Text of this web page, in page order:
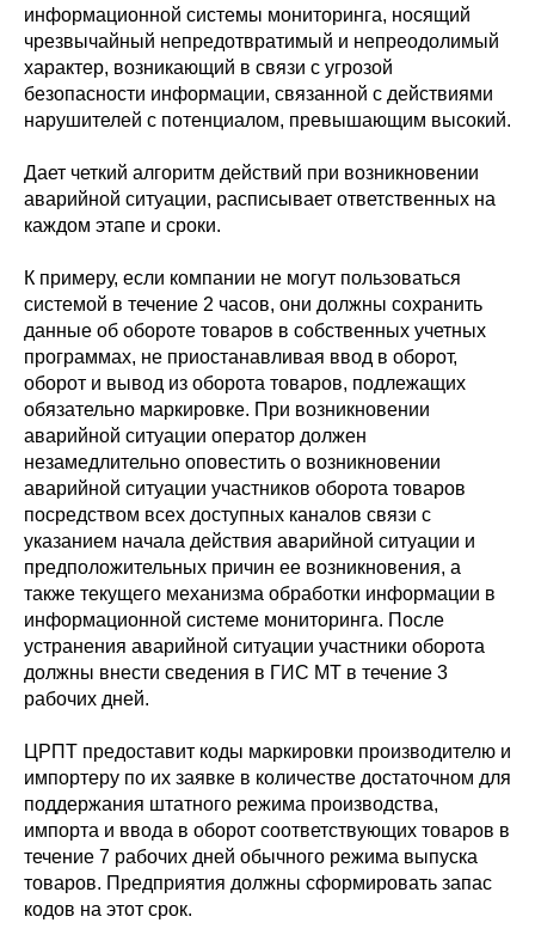
информационной системы мониторинга, носящий
чрезвычайный непредотвратимый и непреодолимый
характер, возникающий в связи с угрозой
безопасности информации, связанной с действиями
нарушителей с потенциалом, превышающим высокий.
Дает четкий алгоритм действий при возникновении
аварийной ситуации, расписывает ответственных на
каждом этапе и сроки.
К примеру, если компании не могут пользоваться
системой в течение 2 часов, они должны сохранить
данные об обороте товаров в собственных учетных
программах, не приостанавливая ввод в оборот,
оборот и вывод из оборота товаров, подлежащих
обязательно маркировке. При возникновении
аварийной ситуации оператор должен
незамедлительно оповестить о возникновении
аварийной ситуации участников оборота товаров
посредством всех доступных каналов связи с
указанием начала действия аварийной ситуации и
предположительных причин ее возникновения, а
также текущего механизма обработки информации в
информационной системе мониторинга. После
устранения аварийной ситуации участники оборота
должны внести сведения в ГИС МТ в течение 3
рабочих дней.
ЦРПТ предоставит коды маркировки производителю и
импортеру по их заявке в количестве достаточном для
поддержания штатного режима производства,
импорта и ввода в оборот соответствующих товаров в
течение 7 рабочих дней обычного режима выпуска
товаров. Предприятия должны сформировать запас
кодов на этот срок.